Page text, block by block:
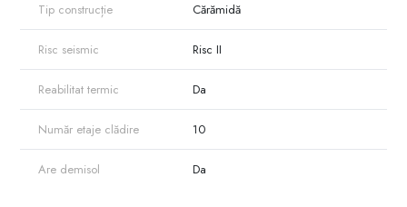
Tip construcție Cărămidă
Risc seismic Risc II
Reabilitat termic Da
Număr etaje clădire 10
Are demisol Da